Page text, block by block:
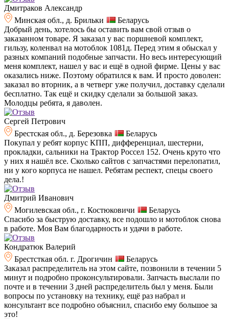
Дмитраков Александр
Минская обл., д. Брильки
Беларусь
Добрый день, хотелось бы оставить вам свой отзыв о
заказанном товаре. Я заказал у вас поршневой комплект,
гильзу, коленвал на мотоблок 1081д. Перед этим я обыскал у
разных компаний подобные запчасти. Но весь интересующий
меня комплект, нашел у вас и ещё в одной фирме. Цены у вас
оказались ниже. Поэтому обратился к вам. И просто доволен:
заказал во вторник, а в четверг уже получил, доставку сделали
бесплатно. Так ещё и скидку сделали за большой заказ.
Молодцы ребята, я даволен.
Сергей Петрович
Брестская обл., д. Березовка
Беларусь
Покупал у ребят корпус КПП, дифференциал, шестерни,
прокладки, сальники на Трактор Россел 152. Очень круто что
у них я нашёл все. Сколько сайтов с запчастями перелопатил,
ни у кого корпуса не нашел. Ребятам респект, спецы своего
дела.!
Дмитрий Иванович
Могилевская обл., г. Костюковичи
Беларусь
Спасибо за быструю доставку, все подошло и мотоблок снова
в работе. Моя Вам благодарность и удачи в работе.
Кондратюк Валерий
Брестсткая обл. г. Дрогичин
Беларусь
Заказал распределитель на этом сайте, позвонили в течении 5
минут и подробно проконсультировали. Запчасть выслали по
почте и в течении 3 дней распределитель был у меня. Были
вопросы по установку на технику, ещё раз набрал и
консультант все подробно объяснил, спасибо ему большое за
это!